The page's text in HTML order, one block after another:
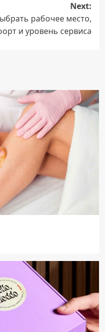
Next:
рабочее место,
и уровень сервиса